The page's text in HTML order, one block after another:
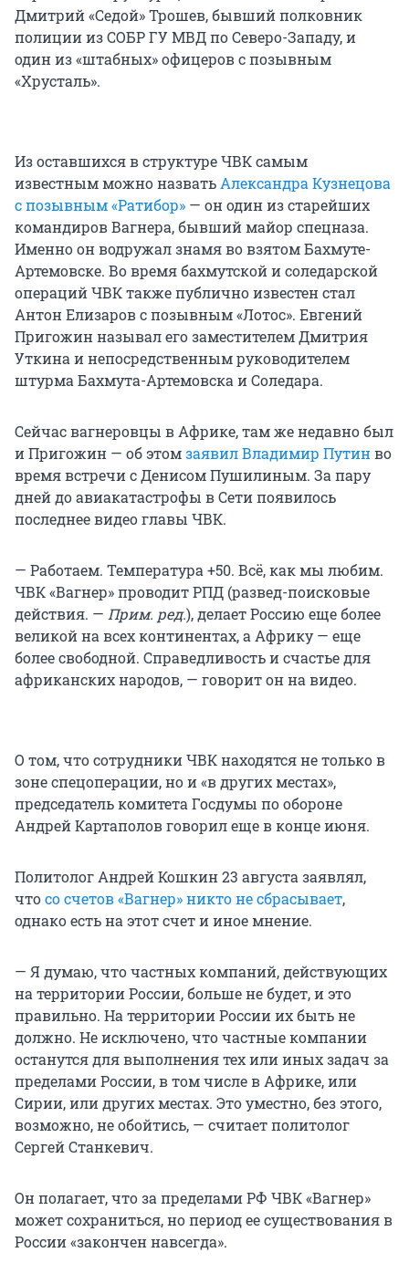
Дмитрий «Седой» Трошев, бывший полковник
полиции из СОБР ГУ МВД по Северо-Западу, и
один из «штабных» офицеров с позывным
«Хрусталь».
Из оставшихся в структуре ЧВК самым
известным можно назватьАлександра Кузнецова
с позывным «Ратибор» — он один из старейших
командиров Вагнера, бывший майор спецназа.
Именно он водружал знамя во взятом Бахмуте-
Артемовске. Во время бахмутской и соледарской
операций ЧВК также публично известен стал
Антон Елизаров с позывным «Лотос». Евгений
Пригожин называл его заместителем Дмитрия
Уткина и непосредственным руководителем
штурма Бахмута-Артемовска и Соледара.
Сейчас вагнеровцы в Африке, там же недавно был
и Пригожин — об этомзаявил Владимир Путинво
время встречи с Денисом Пушилиным. За пару
дней до авиакатастрофы в Сети появилось
последнее видео главы ЧВК.
— Работаем. Температура +50. Всё, как мы любим.
ЧВК «Вагнер» проводит РПД (развед-поисковые
действия. — Прим. ред.), делает Россию еще более
великой на всех континентах, а Африку — еще
более свободной. Справедливость и счастье для
африканских народов, — говорит он на видео.
О том, что сотрудники ЧВК находятся не только в
зоне спецоперации, но и «в других местах»,
председатель комитета Госдумы по обороне
Андрей Картаполов говорил еще в конце июня.
Политолог Андрей Кошкин 23 августа заявлял,
чтосо счетов «Вагнер» никто не сбрасывает,
однако есть на этот счет и иное мнение.
— Я думаю, что частных компаний, действующих
на территории России, больше не будет, и это
правильно. На территории России их быть не
должно. Не исключено, что частные компании
останутся для выполнения тех или иных задач за
пределами России, в том числе в Африке, или
Сирии, или других местах. Это уместно, без этого,
возможно, не обойтись, — считает политолог
Сергей Станкевич.
Он полагает, что за пределами РФ ЧВК «Вагнер»
может сохраниться, но период ее существования в
России «закончен навсегда».